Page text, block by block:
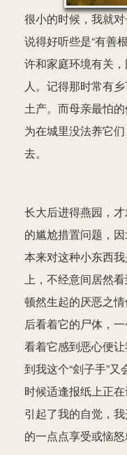
很小的时候，我就对
说得好听些是“有善
许和家庭环境有关
人。记得那时常有
土产。而母亲最怕
为在城里没法养它
去。
长大后进得燕园，
的尴尬措置问题，
本来对这种小东西
上，不经意间居然
顿然生起的厌恶之
后看着它的尸体，
看着它感到恶心便
到我这个“刽子手”
时候适逢报纸上正
引起了我的自觉，
的一点点享受或恼